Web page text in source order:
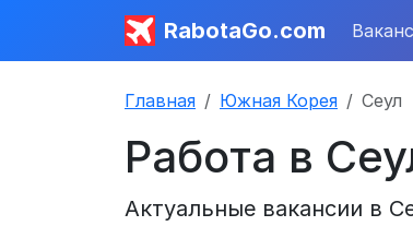
RabotaGo.com
Главная Южная Корея Сеул
Работа в
Актуальные вакансии в